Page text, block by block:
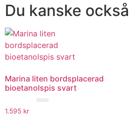
Du kanske
Marina liten bordsplacerad
bioetanolspis svart
1.595 kr